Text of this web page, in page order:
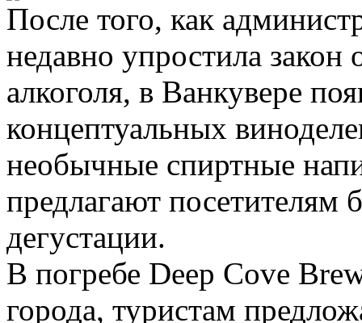
После того, как
недавно упростила закон
алкоголя, в Ванкувере
концептуальных
необычные спиртные
предлагают посетителям
дегустации.
В погребе Deep Cove
города, туристам